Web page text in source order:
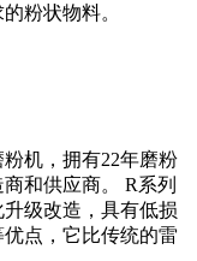
粉状物料。
机，拥有22年磨粉
和供应商。 R系列
级改造，具有低损
点，它比传统的雷